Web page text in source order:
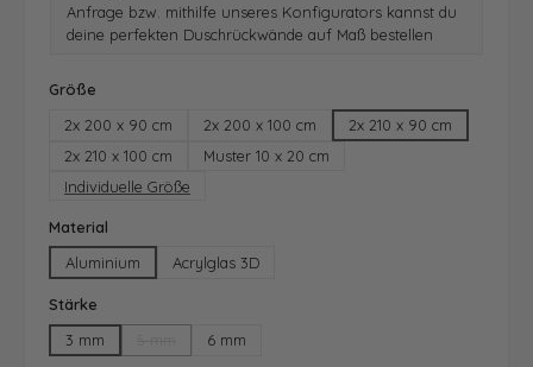
Anfrage bzw. mithilfe unseres Konfigurators kannst du
deine perfekten Duschrückwände auf Maß bestellen
Größe
2x 200 x 90 cm
2x 200 x 100 cm
2x 210 x 90 cm
2x 210 x 100 cm
Muster 10 x 20 cm
Individuelle Größe
Material
Aluminium
Acrylglas 3D
Stärke
3 mm
(Diese Option ist zurzeit nicht verfügbar.)
6 mm